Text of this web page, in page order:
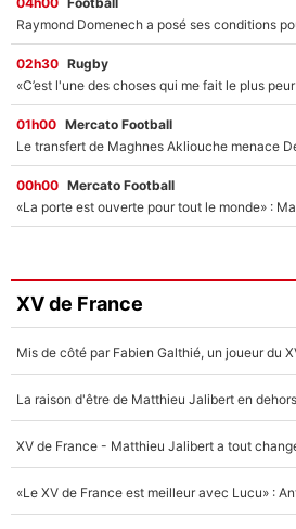
02h30 Rugby
01h00 Mercato Football
00h00 Mercato Football
XV de France